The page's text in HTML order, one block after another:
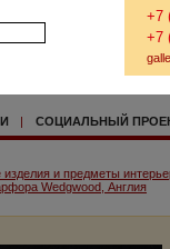
+7
+7
| СОЦИАЛЬНЫЙ
изделия и предметы
Wedgwood, Англия